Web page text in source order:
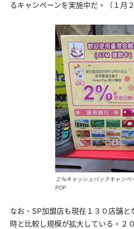
るキャンペーンを実施中だ。（１月
２％キャッシュバックキャンペ
POP
なお、SP加盟店も現在１３０店舗と
時と比較し規模が拡大している。２